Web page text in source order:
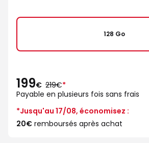
128 Go
199€ au
lieu
de
219€*
Payable en plusieurs fois sans frais
*Jusqu'au 17/08, économisez :
20€ remboursés après achat